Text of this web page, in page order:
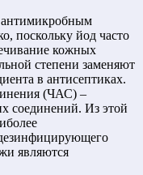
поскольку йод часто
кожных
степени заменяют
в антисептиках.
(ЧАС) –
соединений. Из этой
являются